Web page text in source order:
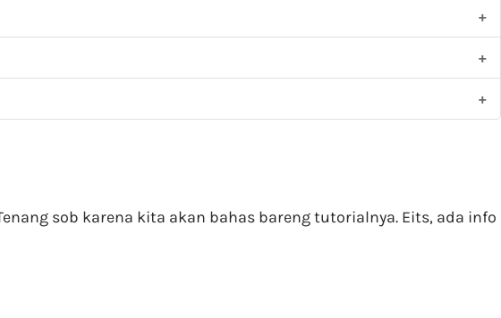
sob karena kita akan bahas bareng tutorialnya. Eits, ada info